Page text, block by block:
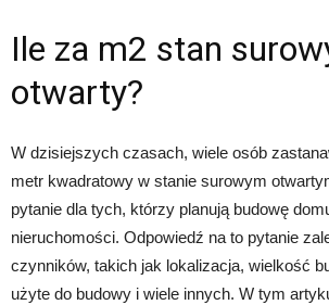
Ile za m2 stan
otwarty?
W dzisiejszych czasach, wiele osób
metr kwadratowy w stanie surowym
pytanie dla tych, którzy planują budowę
nieruchomości. Odpowiedź na to pytanie
czynników, takich jak lokalizacja, wielkość
użyte do budowy i wiele innych. W tym